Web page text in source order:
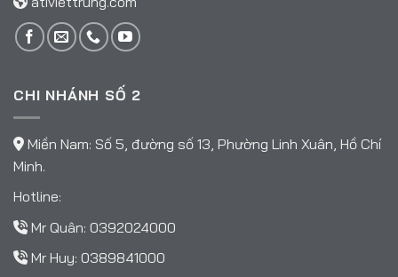
CHI NHÁNH SỐ 2
Miền Nam: Số 5, đường số 13, Phường Linh Xuân, Hồ Chí
Minh.
Hotline:
Mr Quân: 0392024000
Mr Huy: 0389841000